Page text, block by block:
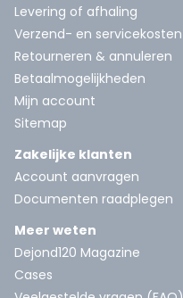
Levering of afhaling
Verzend- en servicekosten
Retourneren & annuleren
Betaalmogelijkheden
Mijn account
Sitemap
Zakelijke klanten
Account aanvragen
Documenten raadplegen
Meer weten
Dejond120 Magazine
Cases